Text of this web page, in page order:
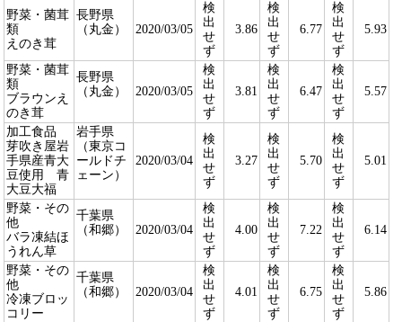
野菜・菌茸
類
えのき茸
長野県
（丸金）
2020/03/05
検
出
せ
ず
3.86
検
出
せ
ず
6.77
検
出
せ
ず
5.93
野菜・菌茸
類
ブラウンえ
のき茸
長野県
（丸金）
2020/03/05
検
出
せ
ず
3.81
検
出
せ
ず
6.47
検
出
せ
ず
5.57
加工食品
芽吹き屋岩
手県産青大
豆使用 青
大豆大福
岩手県
（東京コ
ールドチ
ェーン）
2020/03/04
検
出
せ
ず
3.27
検
出
せ
ず
5.70
検
出
せ
ず
5.01
野菜・その
他
バラ凍結ほ
うれん草
千葉県
（和郷）
2020/03/04
検
出
せ
ず
4.00
検
出
せ
ず
7.22
検
出
せ
ず
6.14
野菜・その
他
冷凍ブロッ
コリー
千葉県
（和郷）
2020/03/04
検
出
せ
ず
4.01
検
出
せ
ず
6.75
検
出
せ
ず
5.86